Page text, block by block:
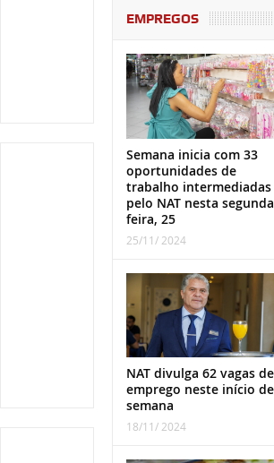
EMPREGOS
Semana inicia com 33
oportunidades de
trabalho intermediadas
pelo NAT nesta
feira, 25
25/11/ 2024
NAT divulga 62 vagas de
emprego neste início de
semana
18/11/ 2024